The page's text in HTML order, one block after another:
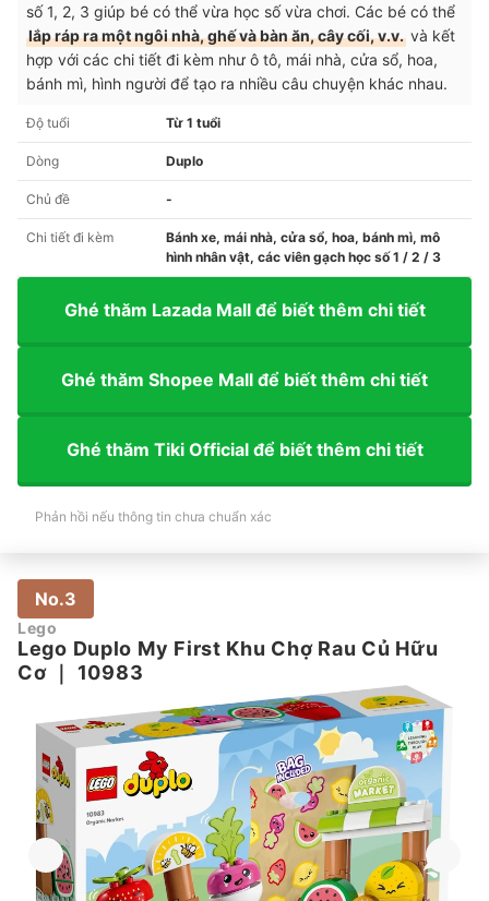
số 1, 2, 3 giúp bé có thể vừa học số vừa chơi. Các bé có thể
lắp ráp ra một ngôi nhà, ghế và bàn ăn, cây cối, v.v. và kết
hợp với các chi tiết đi kèm như ô tô, mái nhà, cửa sổ, hoa,
bánh mì, hình người để tạo ra nhiều câu chuyện khác nhau.
Độ tuổi Từ 1 tuổi
Dòng Duplo
Chủ đề -
Chi tiết đi kèm
Bánh xe, mái nhà, cửa sổ, hoa, bánh mì, mô
hình nhân vật, các viên gạch học số 1 / 2 / 3
Ghé thăm Lazada Mall để biết thêm chi tiết
Ghé thăm Shopee Mall để biết thêm chi tiết
Ghé thăm Tiki Official để biết thêm chi tiết
Phản hồi nếu thông tin chưa chuẩn xác
No.3
Lego
Lego Duplo My First Khu Chợ Rau Củ Hữu
Cơ｜ 10983